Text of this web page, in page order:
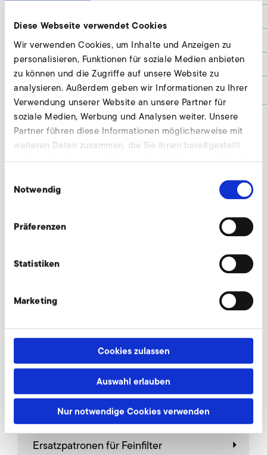
Diese Webseite verwendet Cookies
Wir verwenden Cookies, um Inhalte und Anzeigen zu
personalisieren, Funktionen für soziale Medien anbieten
zu können und die Zugriffe auf unsere Website zu
analysieren. Außerdem geben wir Informationen zu Ihrer
Verwendung unserer Website an unsere Partner für
soziale Medien, Werbung und Analysen weiter. Unsere
Partner führen diese Informationen möglicherweise mit
weiteren Daten zusammen, die Sie ihnen bereitgestellt
Notwendig
Präferenzen
Statistiken
Marketing
Cookies zulassen
Auswahl erlauben
Nur notwendige Cookies verwenden
e
h1
Materialnummer
34
12
9000105
Drosselklappe anfragen
Experten stehen Ihnen gerne zur Verfügung.
Weiteres Zubehör für SD 24 M, SE 24
AirKnife
Anschlussstutzen
Ersatzpatronen für Feinfilter